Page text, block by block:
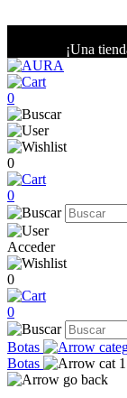
¡Una
0
0
0
Acceder
0
0
Botas
Botas